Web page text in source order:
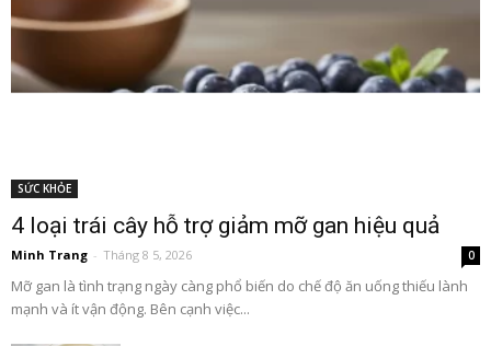
SỨC KHỎE
4 loại trái cây hỗ trợ giảm mỡ gan hiệu quả
Minh Trang - Tháng 8 5, 2026 0
Mỡ gan là tình trạng ngày càng phổ biến do chế độ ăn uống thiếu lành
mạnh và ít vận động. Bên cạnh việc...